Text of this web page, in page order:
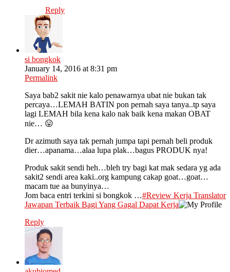
Reply
si bongkok
January 14, 2016 at 8:31 pm
Permalink
Saya bab2 sakit nie kalo penawarnya ubat nie bukan tak
percaya…LEMAH BATIN pon pernah saya tanya..tp saya
lagi LEMAH bila kena kalo nak baik kena makan OBAT
nie… 😛
Dr azimuth saya tak pernah jumpa tapi pernah beli produk
dier…apanama…alaa lupa plak…bagus PRODUK nya!
Produk sakit sendi heh…bleh try bagi kat mak sedara yg ada
sakit2 sendi area kaki..org kampung cakap goat…goat…
macam tue aa bunyinya…
Jom baca entri terkini si bongkok …#Review Kerja Translator
Jawapan Terbaik Bagi Yang Gagal Dapat Kerja
Reply